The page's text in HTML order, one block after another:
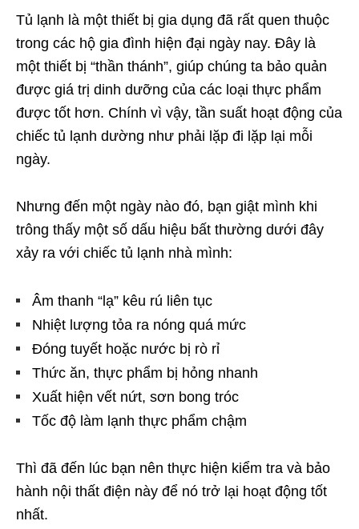
Tủ lạnh là một thiết bị gia dụng đã rất quen thuộc
trong các hộ gia đình hiện đại ngày nay. Đây là
một thiết bị “thần thánh”, giúp chúng ta bảo quản
được giá trị dinh dưỡng của các loại thực phẩm
được tốt hơn. Chính vì vậy, tần suất hoạt động của
chiếc tủ lạnh dường như phải lặp đi lặp lại mỗi
ngày.
Nhưng đến một ngày nào đó, bạn giật mình khi
trông thấy một số dấu hiệu bất thường dưới đây
xảy ra với chiếc tủ lạnh nhà mình:
Âm thanh “lạ” kêu rú liên tục
Nhiệt lượng tỏa ra nóng quá mức
Đóng tuyết hoặc nước bị rò rỉ
Thức ăn, thực phẩm bị hỏng nhanh
Xuất hiện vết nứt, sơn bong tróc
Tốc độ làm lạnh thực phẩm chậm
Thì đã đến lúc bạn nên thực hiện kiểm tra và bảo
hành nội thất điện này để nó trở lại hoạt động tốt
nhất.